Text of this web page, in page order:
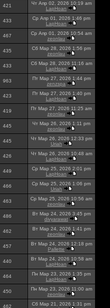
421
Чт Апр 02, 2026 10:19 am
LapHoan
433
Ср Апр 01, 2026 1:46 pm
LapHoan
467
Ср Апр 01, 2026 10:54 am
zeonlau
435
Сб Мар 28, 2026 1:56 pm
zeonlau
433
Сб Мар 28, 2026 11:16 am
LapHoan
963
Пт Мар 27, 2026 1:44 pm
zenzspa
423
Пт Мар 27, 2026 1:40 pm
LapHoan
419
Пт Мар 27, 2026 11:25 am
zeonlau
445
Чт Мар 26, 2026 1:11 pm
zeonlau
445
Чт Мар 26, 2026 12:33 pm
Uriah
426
Чт Мар 26, 2026 10:48 am
LapHoan
449
Ср Мар 25, 2026 2:01 pm
LapHoan
466
Ср Мар 25, 2026 1:06 pm
Uriah
463
Ср Мар 25, 2026 10:56 am
zeonlau
486
Вт Мар 24, 2026 3:45 pm
divyarawat
462
Вт Мар 24, 2026 1:41 pm
zeonlau
457
Вт Мар 24, 2026 12:18 pm
Pallette
440
Вт Мар 24, 2026 10:58 am
LapHoan
464
Пн Мар 23, 2026 1:35 pm
LapHoan
450
Пн Мар 23, 2026 11:00 am
zeonlau
462
Сб Мар 21, 2026 1:31 pm